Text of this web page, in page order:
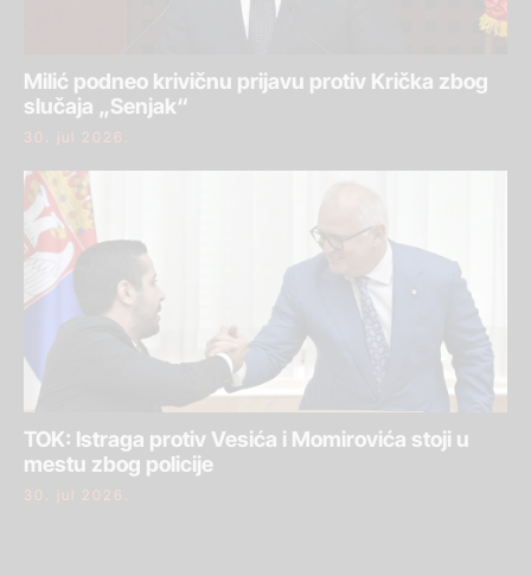
Milić podneo krivičnu prijavu protiv Krička zbog
slučaja „Senjak“
30. jul 2026.
TOK: Istraga protiv Vesića i Momirovića stoji u
mestu zbog policije
30. jul 2026.